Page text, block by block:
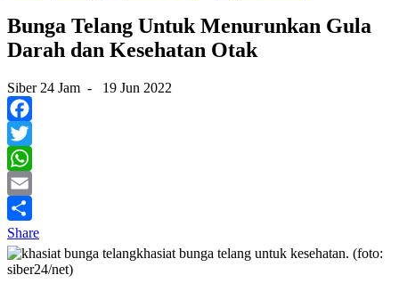
Bunga Telang Untuk Menurunkan Gula
Darah dan Kesehatan Otak
Siber 24 Jam - 19 Jun 2022
Facebook
Twitter
WhatsApp
Email
Share
khasiat bunga telang untuk kesehatan. (foto:
siber24/net)